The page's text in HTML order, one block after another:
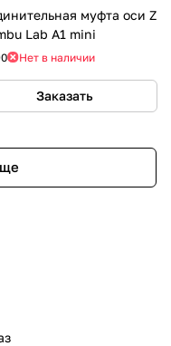
муфта оси Z
Lab A1 mini
0 Нет в наличии
Заказать